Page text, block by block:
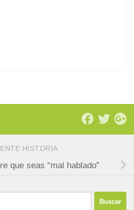
HISTORIA
que seas “mal hablado”